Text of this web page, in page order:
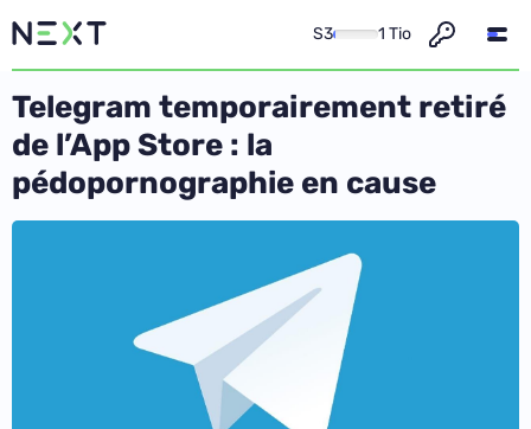
S3 1 Tio
Telegram temporairement retiré
de l’App Store : la
pédopornographie en cause